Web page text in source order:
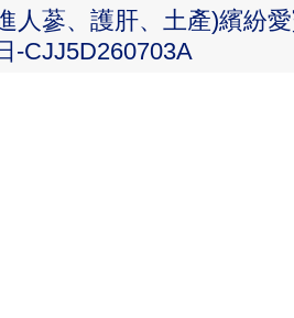
人蔘、護肝、土產)繽紛
-CJJ5D260703A